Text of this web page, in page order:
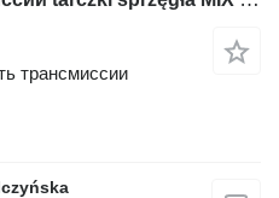
трансмиссии